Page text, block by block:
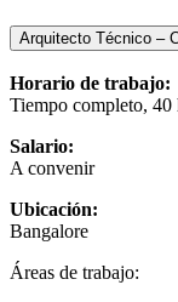
Arquitecto Técnico –
Horario de trabajo:
Tiempo completo, 40
Salario:
A convenir
Ubicación:
Bangalore
Áreas de trabajo: